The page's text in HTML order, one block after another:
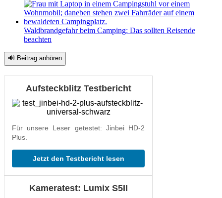
Waldbrandgefahr beim Camping: Das sollten Reisende
beachten
🔊 Beitrag anhören
Aufsteckblitz Testbericht
Für unsere Leser getestet: Jinbei HD-2
Plus.
Jetzt den Testbericht lesen
Kameratest: Lumix S5II